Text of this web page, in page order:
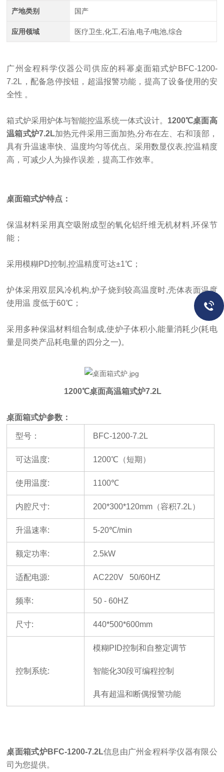
产地类别 国产
应用领域 医疗卫生,化工,石油,电子/电池,综合
广州金程科学仪器公司供应的科幂桌面箱式炉 BFC-1200-
7.2L ，配备急停按钮，超温报警功能，提高了设备使用的安
全性 。
箱式炉采用炉体与智能控温系统一体式设计。 1200℃桌面高
温箱式炉7.2L加热元件采用三面加热,分布在左、右和顶部，
具有升温速率快、温度均匀等优点。采用数显仪表,控温精度
高，可减少人为操作误差，提高工作效率。
桌面箱式炉特点：
保温材料采用真空吸附成型的氧化铝纤维无机材料,环保节
能；
采用模糊PD控制,控温精度可达±1℃；
炉体采用双层风冷机构,炉子烧到较高温度时,壳体表面温度
使用温 度低于60℃；
采用多种保温材料组合制成,使炉子体积小,能量消耗少(耗电
量是同类产品耗电量的四分之一)。
1200℃桌面高温箱式炉7.2L
桌面箱式炉参数：
型号 ： BFC-1200-7.2L
可达温度: 1200℃（短期）
使用温度: 1100℃
内腔尺寸: 200*300*120mm（容积7.2L）
升温速率: 5-20℃/min
额定功率: 2.5kW
适配电源: AC220V 50/60HZ
频率: 50 - 60HZ
尺寸: 440*500*600mm
控制系统:
模糊PID控制和自整定调节
智能化30段可编程控制
具有超温和断偶报警功能
桌面箱式炉BFC-1200-7.2L信息由广州金程科学仪器有限公
司为您提供。